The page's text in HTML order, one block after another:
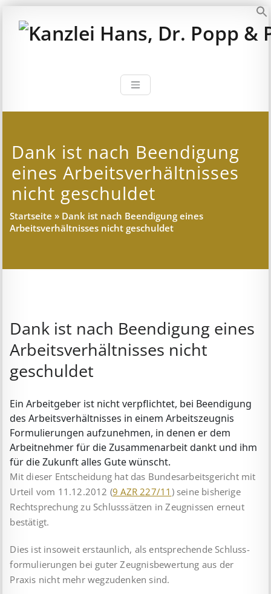
Inhalt
springen
Kanzlei Hans,
Dank ist nach Beendigung
eines Arbeitsverhältnisses
nicht geschuldet
Startseite » Dank ist nach Beendigung eines
Arbeitsverhältnisses nicht geschuldet
Dank ist nach Beendigung eines
Arbeitsverhältnisses nicht
geschuldet
Ein Arbeitgeber ist nicht verpflichtet, bei Be­en­di­gung
des Arbeitsverhältnisses in einem Ar­beits­zeugnis
Formulierungen aufzunehmen, in denen er dem
Arbeit­nehmer für die Zusammenarbeit dankt und ihm
für die Zukunft alles Gute wünscht.
Mit dieser Entscheidung hat das Bundesarbeitsgericht mit
Urteil vom 11.12.2012 (9 AZR 227/11 ) seine bisherige
Rechtsprechung zu Schlusssätzen in Zeugnissen erneut
bestätigt.
Dies ist insoweit erstaunlich, als entsprechende Schluss­
formulierungen bei guter Zeugnisbewertung aus der
Praxis nicht mehr wegzudenken sind.